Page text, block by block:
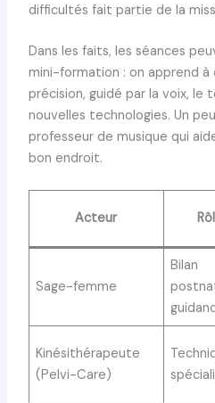
difficultés fait partie de la
Dans les faits, les séances
mini-formation : on apprend
précision, guidé par la voix, le
nouvelles technologies. Un
professeur de musique qui
bon endroit.
Acteur
Sage-femme
Bilan
Kinésithérapeute
(Pelvi-Care)